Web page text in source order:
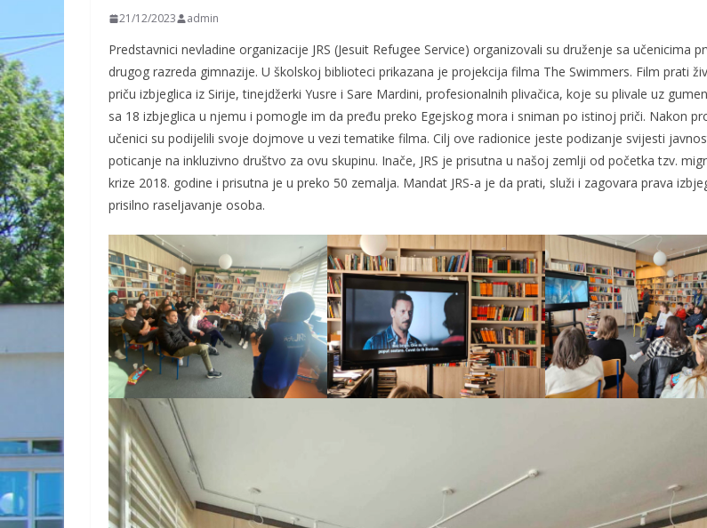
21/12/2023 admin
Predstavnici nevladine organizacije JRS (Jesuit Refugee Service) organizovali su druženje sa učenicima
drugog razreda gimnazije. U školskoj biblioteci prikazana je projekcija filma The Swimmers. Film prati
priču izbjeglica iz Sirije, tinejdžerki Yusre i Sare Mardini, profesionalnih plivačica, koje su plivale uz
sa 18 izbjeglica u njemu i pomogle im da pređu preko Egejskog mora i sniman po istinoj priči. Nakon
učenici su podijelili svoje dojmove u vezi tematike filma. Cilj ove radionice jeste podizanje svijesti
poticanje na inkluzivno društvo za ovu skupinu. Inače, JRS je prisutna u našoj zemlji od početka tzv.
krize 2018. godine i prisutna je u preko 50 zemalja. Mandat JRS-a je da prati, služi i zagovara prava
prisilno raseljavanje osoba.